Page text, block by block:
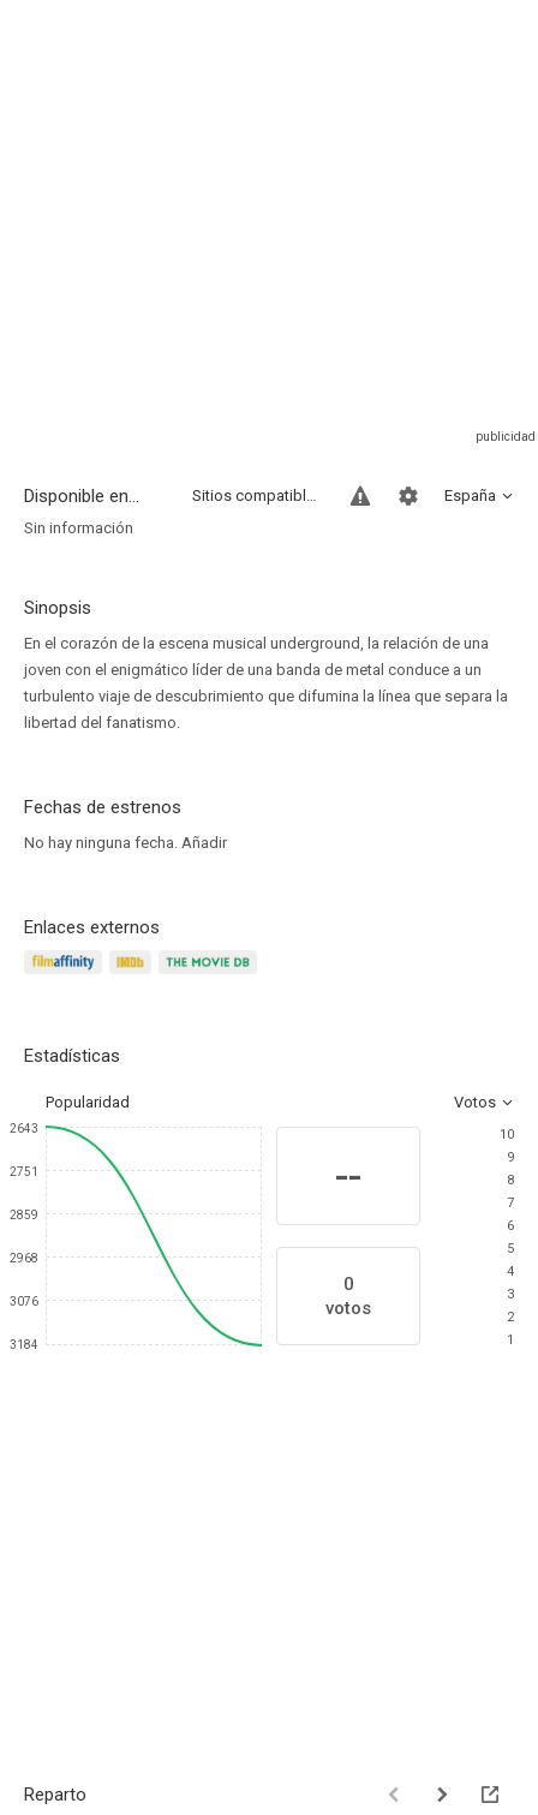
Disponible en... España
Sitios compatibles
Sin información
Sinopsis
En el corazón de la escena musical underground, la relación de una
joven con el enigmático líder de una banda de metal conduce a un
turbulento viaje de descubrimiento que difumina la línea que separa la
libertad del fanatismo.
Fechas de estrenos
No hay ninguna fecha. Añadir
Enlaces externos
Estadísticas
Popularidad Votos
2643
2751
2859
2968
3076
3184
--
0
votos
10
9
8
7
6
5
4
3
2
1
Reparto